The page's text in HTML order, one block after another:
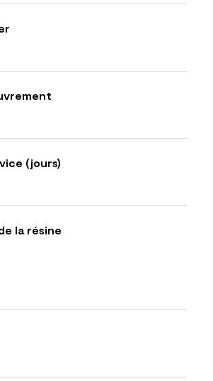
(jours)
la résine